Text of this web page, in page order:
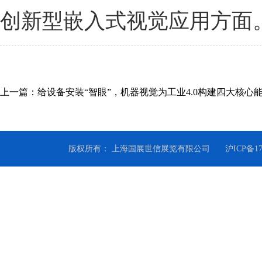
创新型嵌入式视觉应用方面
上一篇：给设备安装“智眼”，机器视觉为工业4.0构建四大核心
版权所有： 上海国展世信展览有限公司 沪ICP备